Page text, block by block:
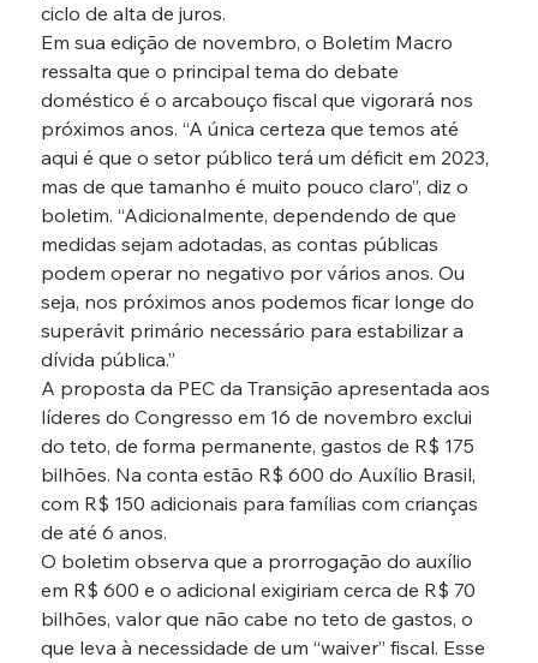
ciclo de alta de juros.
Em sua edição de novembro, o Boletim Macro
ressalta que o principal tema do debate
doméstico é o arcabouço fiscal que vigorará nos
próximos anos. “A única certeza que temos até
aqui é que o setor público terá um déficit em 2023,
mas de que tamanho é muito pouco claro”, diz o
boletim. “Adicionalmente, dependendo de que
medidas sejam adotadas, as contas públicas
podem operar no negativo por vários anos. Ou
seja, nos próximos anos podemos ficar longe do
superávit primário necessário para estabilizar a
dívida pública.”
A proposta da PEC da Transição apresentada aos
líderes do Congresso em 16 de novembro exclui
do teto, de forma permanente, gastos de R$ 175
bilhões. Na conta estão R$ 600 do Auxílio Brasil,
com R$ 150 adicionais para famílias com crianças
de até 6 anos.
O boletim observa que a prorrogação do auxílio
em R$ 600 e o adicional exigiriam cerca de R$ 70
bilhões, valor que não cabe no teto de gastos, o
que leva à necessidade de um “waiver” fiscal. Esse